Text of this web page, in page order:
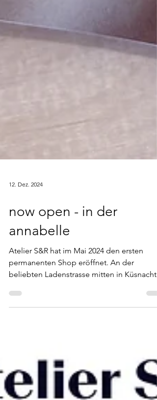
12. Dez. 2024
now open - in der
annabelle
Atelier S&R hat im Mai 2024 den ersten
beliebten Ladenstrasse mitten in Küsnacht.
Dorfstrasse 19, 8700...